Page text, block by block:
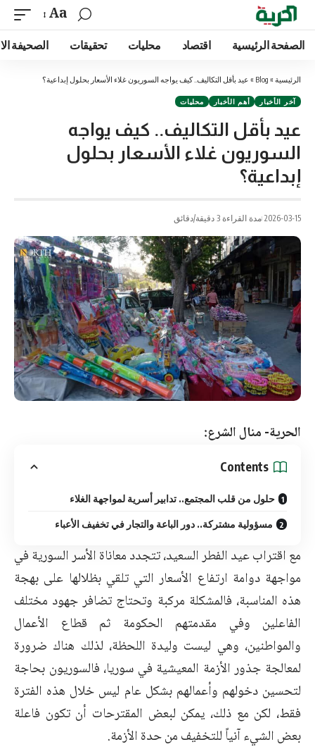
Aa
الصفحة الرئيسية اقتصاد محليات تحقيقات الصحيفة
الرئيسية »
Blog
» عيد بأقل التكاليف.. كيف يواجه السوريون غلاء الأسعار بحلول إبداعية؟
آخر الأخبار أهم الأخبار محليات
عيد بأقل التكاليف.. كيف يواجه
السوريون غلاء الأسعار بحلول
إبداعية؟
2026-03-15 مدة القراءة 3 دقيقة/دقائق
الحرية- منال الشرع:
Contents
حلول من قلب المجتمع.. تدابير أسرية لمواجهة الغلاء
مسؤولية مشتركة.. دور الباعة والتجار في تخفيف الأعباء
مع اقتراب عيد الفطر السعيد، تتجدد معاناة الأسر السورية في
مواجهة دوامة ارتفاع الأسعار التي تلقي بظلالها على بهجة
هذه المناسبة، فالمشكلة مركبة وتحتاج تضافر جهود مختلف
الفاعلين وفي مقدمتهم الحكومة ثم قطاع الأعمال
والمواطنين، وهي ليست وليدة اللحظة، لذلك هناك ضرورة
لمعالجة جذور الأزمة المعيشية في سوريا، فالسوريون بحاجة
لتحسين دخولهم وأعمالهم بشكل عام ليس خلال هذه الفترة
فقط، لكن مع ذلك، يمكن لبعض المقترحات أن تكون فاعلة
بعض الشيء آنياً للتخفيف من حدة الأزمة.